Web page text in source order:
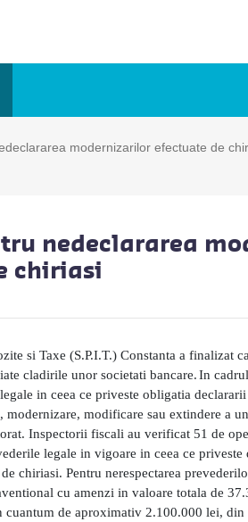
modernizarilor efectuate de
nedeclararea
chiriasi
si Taxe (S.P.I.T.) Constanta a finalizat
cladirile unor societati bancare.In
in ceea ce priveste obligatia
modernizare, modificare sau extindere a
Inspectorii fiscali au verificat 51 de
legale in vigoare in ceea ce
chiriasi. Pentru nerespectarea
cu amenzi in valoare totala de
cuantum de aproximativ 2.100.000 lei,